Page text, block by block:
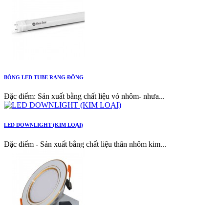
BÒNG LED TUBE RẠNG ĐÔNG
Đặc điểm: Sản xuất bằng chất liệu vỏ nhôm- nhưa...
LED DOWNLIGHT (KIM LOẠI)
Đặc điểm - Sản xuất bằng chất liệu thân nhôm kim...